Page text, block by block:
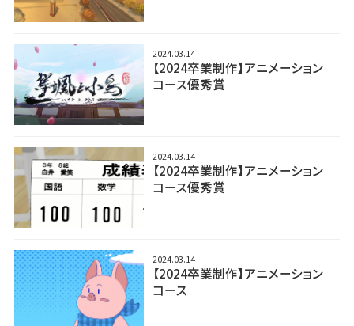
2024.03.14
【2024卒業制作】アニメーション
コース優秀賞
2024.03.14
【2024卒業制作】アニメーション
コース優秀賞
2024.03.14
【2024卒業制作】アニメーション
コース